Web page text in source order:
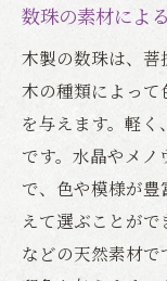
数珠の素材によ
木製の数珠は、菩
木の種類によって
を与えます。軽
です。水晶やメ
で、色や模様が
えて選ぶことが
などの天然素材